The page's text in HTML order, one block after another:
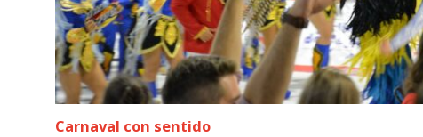
Carnaval con sentido